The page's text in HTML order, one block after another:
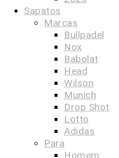
Sapatos
Marcas
Bullpadel
Nox
Babolat
Head
Wilson
Munich
Drop Shot
Lotto
Adidas
Para
Homem